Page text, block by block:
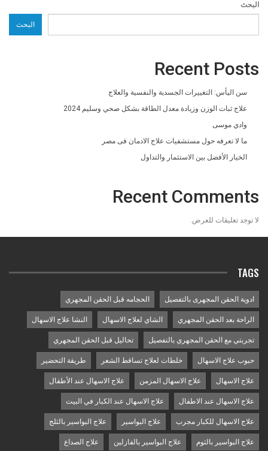
البحث
البحث
Recent Posts
سن اليأس: التغييرات الجسدية والنفسية والعلاج
علاج ثبات الوزن وزيادة معدل الطاقة بشكل صحي وسليم 2024
وادي موسى
ما لا تعرفه حول مستشفيات علاج الادمان فى مصر
الخيار الأفضل بين الاستثمار والتداول
Recent Comments
لا توجد تعليقات للعرض.
TAGS
ادوية الحقن المجهرى بالتفصيل الحجامه قبل الحقن المجهري
الراحة بعد الحقن المجهري الشاي لعلاج الاسهال النشا علاج الاسهال
تجربتي مع الحقن المجهري بالتفصيل تحاليل قبل الحقن المجهري
حبوب علاج الاسهال خلطات لعلاج تساقط الشعر طريقة التحضير
علاج الاسهال علاج الاسهال المزمن علاج الاسهال عند الأطفال
علاج الاسهال عند الاطفال علاج الاسهال عند الكبار في البيت
علاج الاسهال للكبار مجرب علاج البواسير علاج البواسير بالثلج
علاج البواسير بالثوم علاج البواسير بالفازلين علاج الصداع